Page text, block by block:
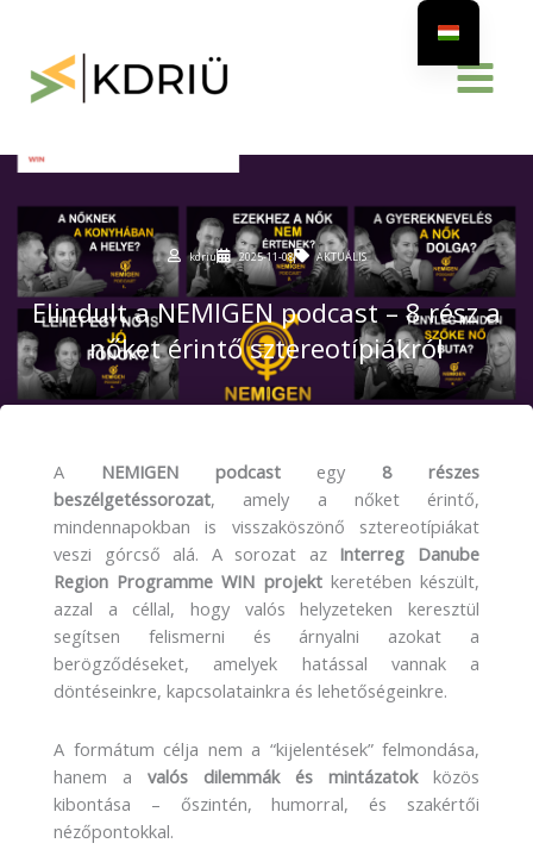
content
kdriu 2025-11-08 AKTUÁLIS
Elindult a NEMIGEN podcast – 8 rész a
nőket érintő sztereotípiákról
A NEMIGEN podcastegy 8 részes
beszélgetéssorozat, amely a nőket érintő,
mindennapokban is visszaköszönő sztereotípiákat
veszi górcső alá. A sorozat az Interreg Danube
Region Programme WIN projektkeretében készült,
azzal a céllal, hogy valós helyzeteken keresztül
segítsen felismerni és árnyalni azokat a
berögződéseket, amelyek hatással vannak a
döntéseinkre, kapcsolatainkra és lehetőségeinkre.
A formátum célja nem a “kijelentések” felmondása,
hanem a valós dilemmák és mintázatokközös
kibontása – őszintén, humorral, és szakértői
nézőpontokkal.